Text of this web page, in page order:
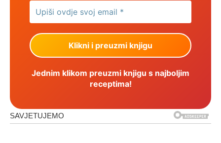
Jednim klikom preuzmi knjigu s najboljim
receptima!